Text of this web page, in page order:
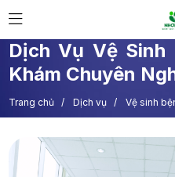
Dịch Vụ Vệ Sinh
Khám Chuyên
Trang chủ / Dịch vụ / Vệ sinh